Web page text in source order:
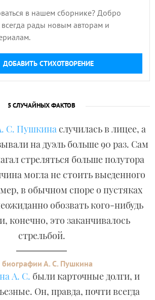
в нашем сборнике? Добро
рады новым авторам и
ДОБАВИТЬ СТИХОТВОРЕНИЕ
5 СЛУЧАЙНЫХ ФАКТОВ
С. Пушкинаслучилась в лицее, а
на дуэль больше 90 раз. Сам
стреляться больше полутора
могла не стоить выеденного
в обычном споре о пустяках
обозвать кого-нибудь
конечно, это заканчивалось
стрельбой.
биографии А. С. Пушкина
А. С. были карточные долги, и
Он, правда, почти всегда